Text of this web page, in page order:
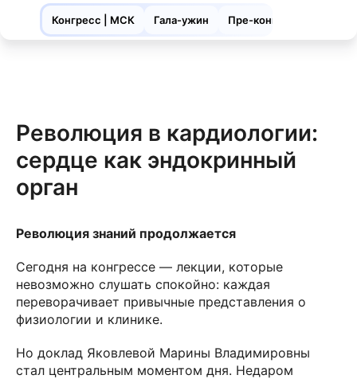
Конгресс | МСК Гала-ужин Пре-конгресс| ЯРЛ
Революция в кардиологии:
сердце как эндокринный
орган
Революция знаний продолжается
Сегодня на конгрессе — лекции, которые
невозможно слушать спокойно: каждая
переворачивает привычные представления о
физиологии и клинике.
Но доклад Яковлевой Марины Владимировны
стал центральным моментом дня. Недаром